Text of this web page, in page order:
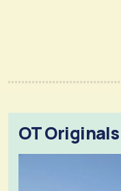
OT Originals